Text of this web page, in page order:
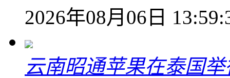
2026年08月06日
云南昭通苹果在泰国